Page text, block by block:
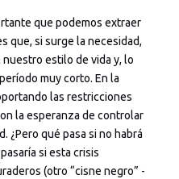
que podemos extraer
que, si surge la necesidad,
estilo de vida y, lo
muy corto. En la
las restricciones
la esperanza de controlar
¿Pero qué pasa si no habrá
si esta crisis
(otro “cisne negro” -